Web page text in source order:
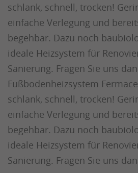
schlank, schnell, trocken!
einfache Verlegung und
begehbar. Dazu noch
ideale Heizsystem für
Sanierung. Fragen Sie uns
Fußbodenheizsystem
schlank, schnell, trocken!
einfache Verlegung und
begehbar. Dazu noch
ideale Heizsystem für
Sanierung. Fragen Sie uns